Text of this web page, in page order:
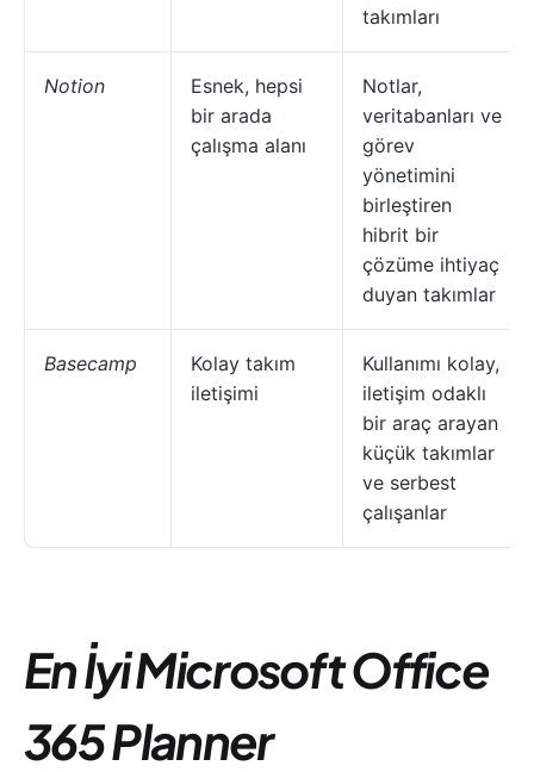
takımları
Notion
Esnek, hepsi
bir arada
çalışma alanı
Notlar,
veritabanları ve
görev
yönetimini
birleştiren
hibrit bir
çözüme ihtiyaç
duyan takımlar
Basecamp
Kolay takım
iletişimi
Kullanımı kolay,
iletişim odaklı
bir araç arayan
küçük takımlar
ve serbest
çalışanlar
En İyi Microsoft Office
365 Planner